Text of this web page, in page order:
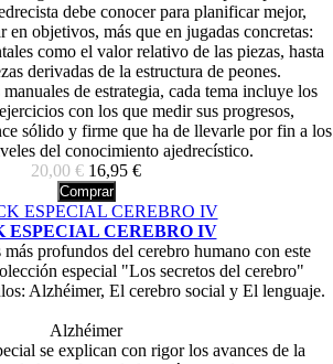
debe conocer para planificar mejor,
en objetivos, más que en jugadas concretas:
como el valor relativo de las piezas, hasta
derivadas de la estructura de peones.
de estrategia, cada tema incluye los
con los que medir sus progresos,
sólido y firme que ha de llevarle por fin a los
del conocimiento ajedrecístico.
20,00 € 16,95 €
Comprar
ESPECIAL CEREBRO IV
profundos del cerebro humano con este
especial "Los secretos del cerebro"
Alzhéimer, El cerebro social y El lenguaje.
Alzhéimer
se explican con rigor los avances de la